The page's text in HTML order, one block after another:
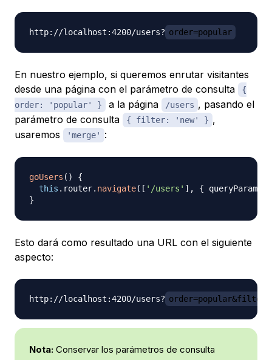
http://localhost:4200/users? order=popular
En nuestro ejemplo, si queremos enrutar visitantes
desde una página con el parámetro de consulta
{
order: 'popular' }
a la página /users , pasando el
parámetro de consulta
{ filter: 'new' } ,
usaremos
'merge' :
goUsers ( )
{
this . router. navigate( [ '/users' ] , { queryParams
}
Esto dará como resultado una URL con el siguiente
aspecto:
http://localhost:4200/users?
Nota: Conservar los parámetros de consulta